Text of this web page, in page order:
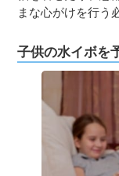
まな心がけを行う
子供の水イボを